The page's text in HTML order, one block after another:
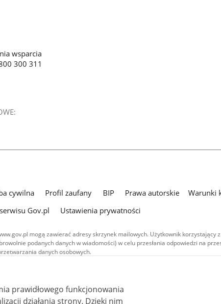
wsparcia
300 311
cywilna Profil zaufany BIP Prawa autorskie Warunki
Gov.pl
Ustawienia prywatności
mogą zawierać adresy skrzynek mailowych. Użytkownik
podanych danych w wiadomości) w celu przesłania odpowiedzi na
danych osobowych.
w serwisie (z wyłączeniem treści audiowizualnych), są
licencji typu Creative Commons: uznanie autorstwa - na tych samych
BY-SA 4.0). Materiały audiowizualne, w tym zdjęcia, materiały audio i wideo,
na licencji typu Creative Commons: uznanie autorstwa użycie niekomercyjne -
4.0 (CC BY-NC-ND 4.0), o ile nie jest to stwierdzone inaczej.
prawidłowego funkcjonowania
strony. Dzięki nim